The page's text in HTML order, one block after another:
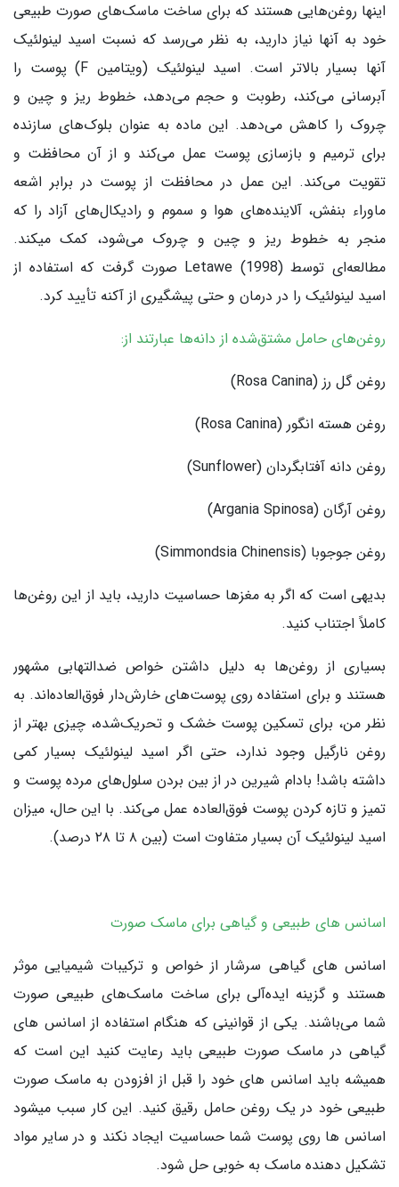
اینها روغن‌هایی هستند که برای ساخت ماسک‌های صورت طبیعی
خود به آنها نیاز دارید، به نظر می‌رسد که نسبت اسید لینولئیک
آنها بسیار بالاتر است. اسید لینولئیک (ویتامین F) پوست را
آبرسانی می‌کند، رطوبت و حجم می‌دهد، خطوط ریز و چین و
چروک را کاهش می‌دهد. این ماده به عنوان بلوک‌های سازنده
برای ترمیم و بازسازی پوست عمل می‌کند و از آن محافظت و
تقویت می‌کند. این عمل در محافظت از پوست در برابر اشعه
ماوراء بنفش، آلاینده‌های هوا و سموم و رادیکال‌های آزاد را که
منجر به خطوط ریز و چین و چروک می‌شود، کمک میکند.
مطالعه‌ای توسط Letawe (1998) صورت گرفت که استفاده از
اسید لینولئیک را در درمان و حتی پیشگیری از آکنه تأیید کرد.
روغن‌های حامل مشتق‌شده از دانه‌ها عبارتند از:
روغن گل رز (Rosa Canina)
روغن هسته انگور (Rosa Canina)
روغن دانه آفتابگردان (Sunflower)
روغن آرگان (Argania Spinosa)
روغن جوجوبا (Simmondsia Chinensis)
بدیهی است که اگر به مغزها حساسیت دارید، باید از این روغن‌ها
کاملاً اجتناب کنید.
بسیاری از روغن‌ها به دلیل داشتن خواص ضدالتهابی مشهور
هستند و برای استفاده روی پوست‌های خارش‌دار فوق‌العاده‌اند. به
نظر من، برای تسکین پوست خشک و تحریک‌شده، چیزی بهتر از
روغن نارگیل وجود ندارد، حتی اگر اسید لینولئیک بسیار کمی
داشته باشد! بادام شیرین در از بین بردن سلول‌های مرده پوست و
تمیز و تازه کردن پوست فوق‌العاده عمل می‌کند. با این حال، میزان
اسید لینولئیک آن بسیار متفاوت است (بین ۸ تا ۲۸ درصد).
اسانس های طبیعی و گیاهی برای ماسک‌ صورت
اسانس های گیاهی سرشار از خواص و ترکیبات شیمیایی موثر
هستند و گزینه ایده‌آلی برای ساخت ماسک‌های طبیعی صورت
شما می‌باشند. یکی از قوانینی که هنگام استفاده از اسانس های
گیاهی در ماسک صورت طبیعی باید رعایت کنید این است که
همیشه باید اسانس های خود را قبل از افزودن به ماسک صورت
طبیعی خود در یک روغن حامل رقیق کنید. این کار سبب میشود
اسانس ها روی پوست شما حساسیت ایجاد نکند و در سایر مواد
تشکیل دهنده ماسک به خوبی حل شود.